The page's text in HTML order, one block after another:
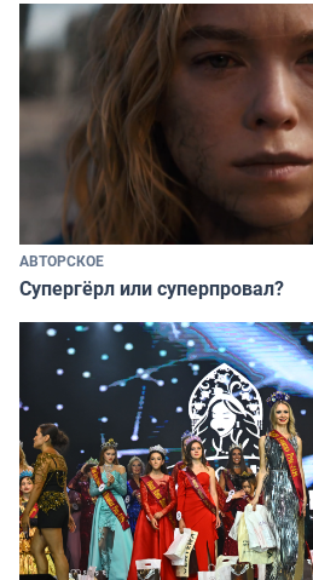
АВТОРСКОЕ
Супергёрл или суперпровал?